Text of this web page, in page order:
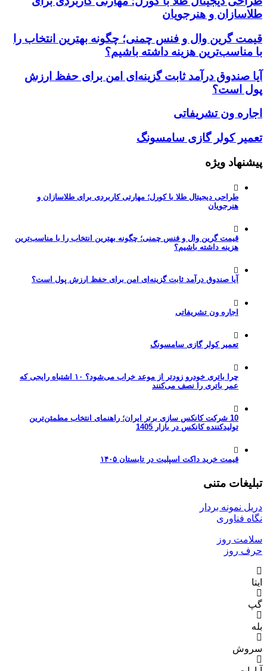
طلاسازان و هنرجویان
قیمت گرین وال و فنس چمنی؛ چگونه بهترین انتخاب را
با مناسب‌ترین هزینه داشته باشیم؟
آیا صندوق درآمد ثابت گزینه‌ای امن برای حفظ ارزش
پول است؟
اجاره ون تشریفاتی
تعمیر کولر گازی سامسونگ
پیشنهاد ویژه
طراحی دیجیتال طلا با کورل؛ مهارتی کاربردی برای طلاسازان و
هنرجویان
قیمت گرین وال و فنس چمنی؛ چگونه بهترین انتخاب را با مناسب‌ترین
هزینه داشته باشیم؟
آیا صندوق درآمد ثابت گزینه‌ای امن برای حفظ ارزش پول است؟
اجاره ون تشریفاتی
تعمیر کولر گازی سامسونگ
چرا باتری خودرو زودتر از موعد خراب می‌شود؟ ۱۰ اشتباه رایجی که
عمر باتری را نصف می‌کنند
10 شرکت کانکس سازی برتر ایران؛ راهنمای انتخاب مطمئن‌ترین
تولیدکننده کانکس در بازار 1405
قیمت خرید داکت اسپلیت در تابستان ۱۴۰۵
تبلیغات متنی
دریل نمونه بردار
نگاه فناوری
سلامت روز
حرف روز
ایتا
گپ
بله
سروش